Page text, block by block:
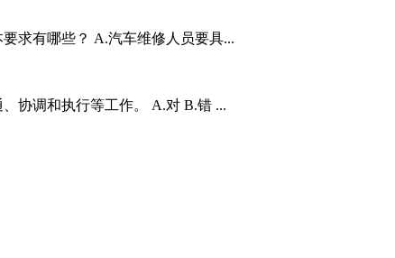
求有哪些？ A.汽车维修人员要具...
协调和执行等工作。 A.对 B.错 ...